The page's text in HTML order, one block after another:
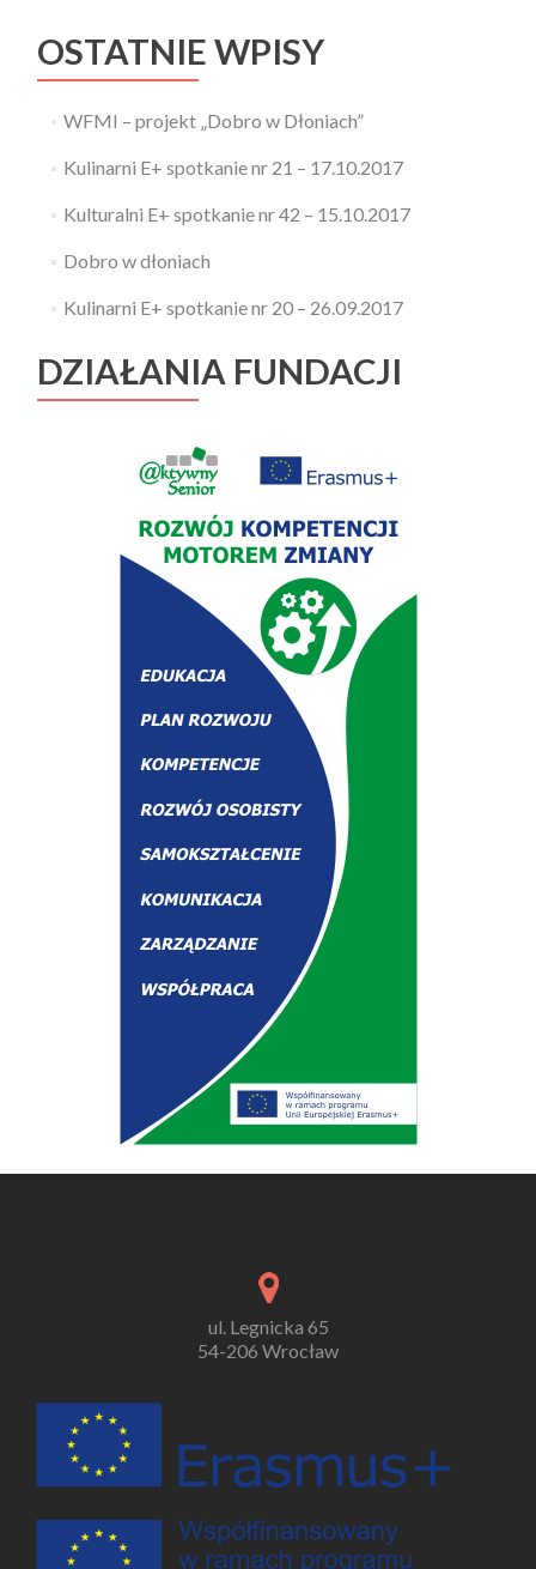
OSTATNIE WPISY
WFMI – projekt „Dobro w Dłoniach”
Kulinarni E+ spotkanie nr 21 – 17.10.2017
Kulturalni E+ spotkanie nr 42 – 15.10.2017
Dobro w dłoniach
Kulinarni E+ spotkanie nr 20 – 26.09.2017
DZIAŁANIA FUNDACJI
ul. Legnicka 65
54-206 Wrocław